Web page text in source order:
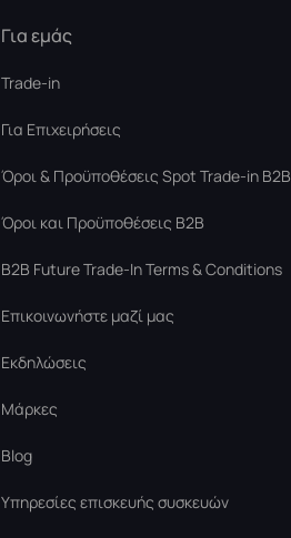
Για εμάς
Trade-in
Για Επιχειρήσεις
Όροι & Προϋποθέσεις Spot Trade-in В2В
Όροι και Προϋποθέσεις B2B
B2B Future Trade-In Terms & Conditions
Επικοινωνήστε μαζί μας
Εκδηλώσεις
Μάρκες
Blog
Υπηρεσίες επισκευής συσκευών